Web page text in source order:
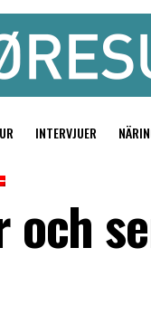
INTERVJUER